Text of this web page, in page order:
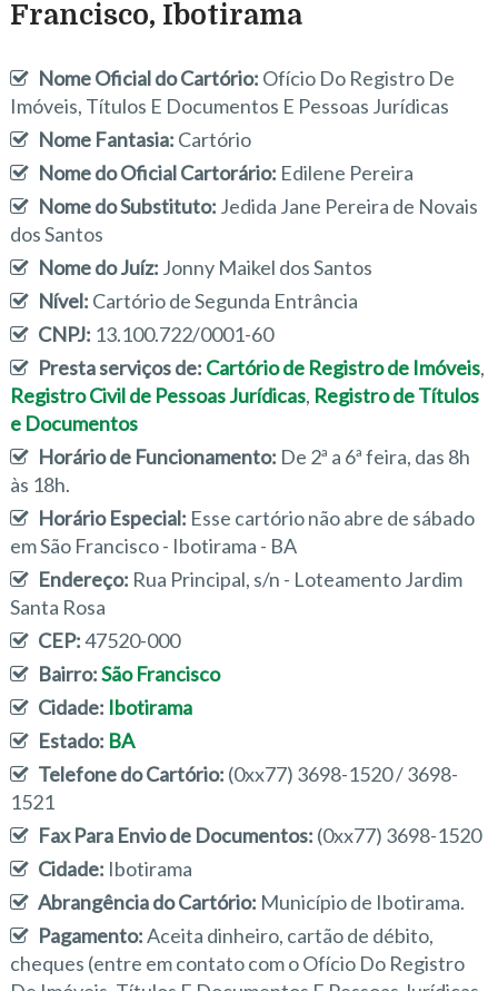
Francisco, Ibotirama
Nome Oficial do Cartório: Ofício Do Registro De
Imóveis, Títulos E Documentos E Pessoas Jurídicas
Nome Fantasia: Cartório
Nome do Oficial Cartorário: Edilene Pereira
Nome do Substituto: Jedida Jane Pereira de Novais
dos Santos
Nome do Juíz: Jonny Maikel dos Santos
Nível: Cartório de Segunda Entrância
CNPJ: 13.100.722/0001-60
Presta serviços de: Cartório de Registro de Imóveis,
Registro Civil de Pessoas Jurídicas, Registro de Títulos
e Documentos
Horário de Funcionamento: De 2ª a 6ª feira, das 8h
às 18h.
Horário Especial: Esse cartório não abre de sábado
em São Francisco - Ibotirama - BA
Endereço: Rua Principal, s/n - Loteamento Jardim
Santa Rosa
CEP:47520-000
Bairro:São Francisco
Cidade: Ibotirama
Estado: BA
Telefone do Cartório: (0xx77) 3698-1520 / 3698-
1521
Fax Para Envio de Documentos: (0xx77) 3698-1520
Cidade: Ibotirama
Abrangência do Cartório: Município de Ibotirama.
Pagamento:Aceita dinheiro, cartão de débito,
cheques (entre em contato com o Ofício Do Registro